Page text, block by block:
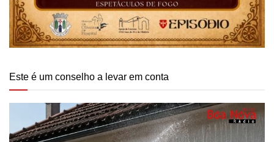
Este é um conselho a levar em conta